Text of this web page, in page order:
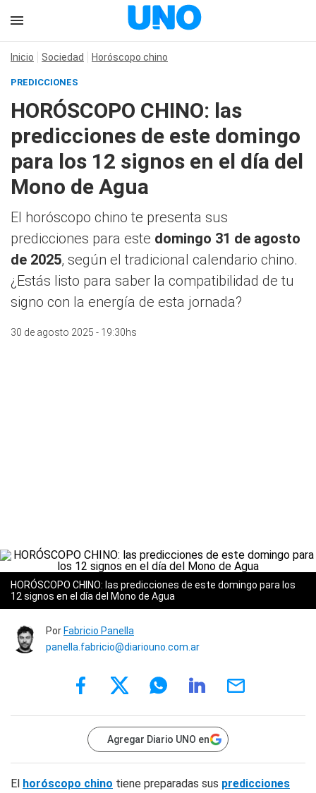
Inicio Sociedad Horóscopo chino
PREDICCIONES
HORÓSCOPO CHINO: las
predicciones de este domingo
para los 12 signos en el día del
Mono de Agua
El horóscopo chino te presenta sus
predicciones para este domingo 31 de agosto
de 2025, según el tradicional calendario chino.
¿Estás listo para saber la compatibilidad de tu
signo con la energía de esta jornada?
30 de agosto 2025 - 19:30hs
HORÓSCOPO CHINO: las predicciones de este domingo para los
12 signos en el día del Mono de Agua
Por Fabricio Panella
panella.fabricio@diariouno.com.ar
Agregar Diario UNO en
El horóscopo chino tiene preparadas sus predicciones